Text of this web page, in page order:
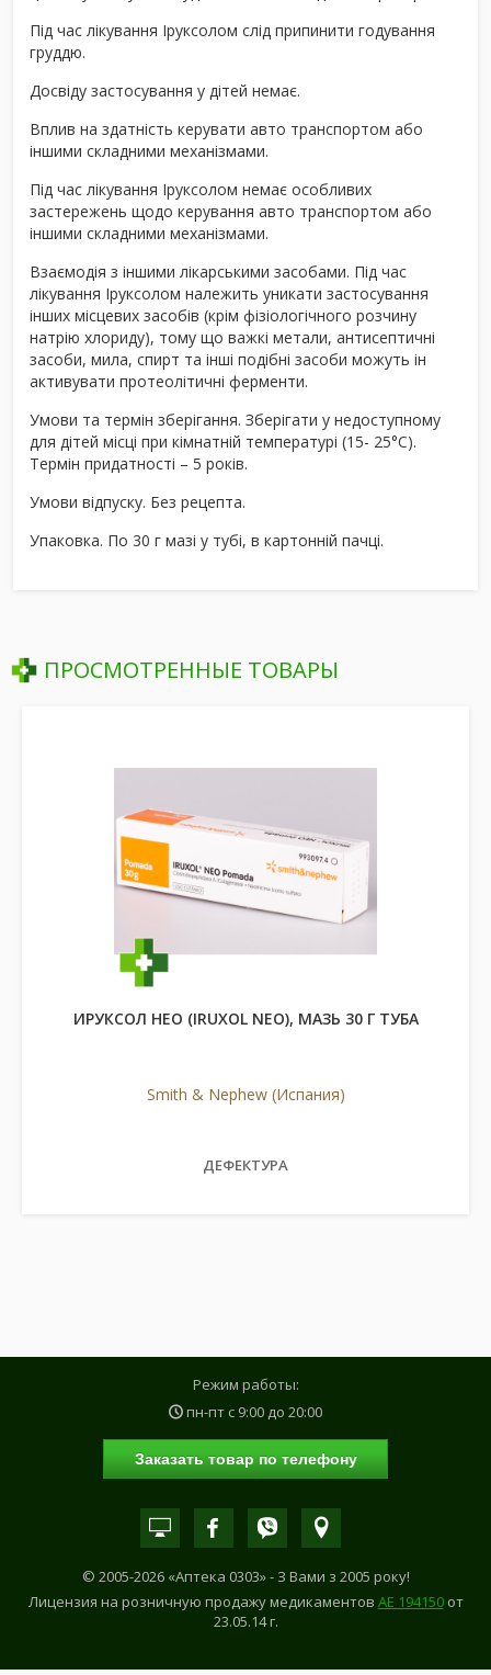
Під час лікування Іруксолом слід припинити годування
груддю.
Досвіду застосування у дітей немає.
Вплив на здатність керувати авто транспортом або
іншими складними механізмами.
Під час лікування Іруксолом немає особливих
застережень щодо керування авто транспортом або
іншими складними механізмами.
Взаємодія з іншими лікарськими засобами. Під час
лікування Iруксолом належить уникати застосування
інших місцевих засобів (крім фізіологічного розчину
натрію хлориду), тому що важкі метали, антисептичні
засоби, мила, спирт та інші подібні засоби можуть ін
активувати протеолітичні ферменти.
Умови та термін зберігання. Зберігати у недоступному
для дітей місці при кімнатній температурі (15- 25°С).
Термін придатності – 5 років.
Умови відпуску. Без рецепта.
Упаковка. По 30 г мазі у тубі, в картонній пачці.
ПРОСМОТРЕННЫЕ ТОВАРЫ
ИРУКСОЛ НЕО (IRUXOL NEO), МАЗЬ 30 Г ТУБА
Smith & Nephew (Испания)
ДЕФЕКТУРА
Режим работы:
пн-пт с 9:00 до 20:00
Заказать товар по телефону
© 2005-2026 «Аптека 0303» - З Вами з 2005 року!
Лицензия на розничную продажу медикаментов АE 194150от
23.05.14 г.